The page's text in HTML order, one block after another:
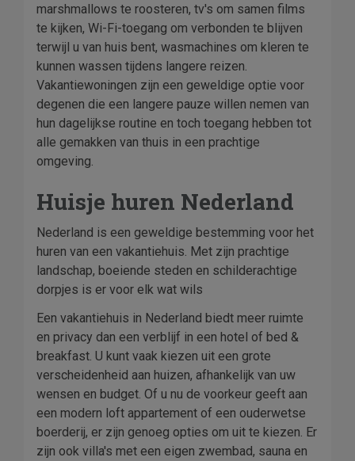
marshmallows te roosteren, tv's om samen films
te kijken, Wi-Fi-toegang om verbonden te blijven
terwijl u van huis bent, wasmachines om kleren te
kunnen wassen tijdens langere reizen.
Vakantiewoningen zijn een geweldige optie voor
degenen die een langere pauze willen nemen van
hun dagelijkse routine en toch toegang hebben tot
alle gemakken van thuis in een prachtige
omgeving.
Huisje huren Nederland
Nederland is een geweldige bestemming voor het
huren van een vakantiehuis. Met zijn prachtige
landschap, boeiende steden en schilderachtige
dorpjes is er voor elk wat wils
Een vakantiehuis in Nederland biedt meer ruimte
en privacy dan een verblijf in een hotel of bed &
breakfast. U kunt vaak kiezen uit een grote
verscheidenheid aan huizen, afhankelijk van uw
wensen en budget. Of u nu de voorkeur geeft aan
een modern loft appartement of een ouderwetse
boerderij, er zijn genoeg opties om uit te kiezen. Er
zijn ook villa's met een eigen zwembad, sauna en